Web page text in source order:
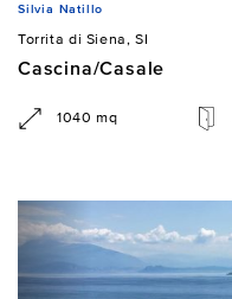
Silvia Natillo
Torrita di Siena, SI
Cascina/Casale
1040 mq